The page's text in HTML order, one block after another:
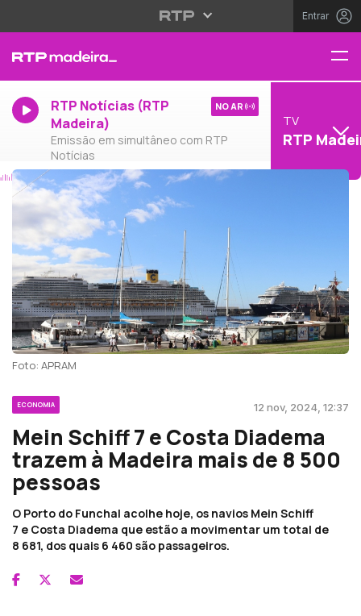
Entrar
RTP Notícias (RTP
Madeira)
Emissão em simultâneo com RTP
Notícias
NO AR
TV
RTP
Foto: APRAM
ECONOMIA 12 nov, 2024, 12:37
Mein Schiff 7 e Costa Diadema
trazem à Madeira mais de 8 500
pessoas
O Porto do Funchal acolhe hoje, os navios Mein Schiff
7 e Costa Diadema que estão a movimentar um total de
8 681, dos quais 6 460 são passageiros.